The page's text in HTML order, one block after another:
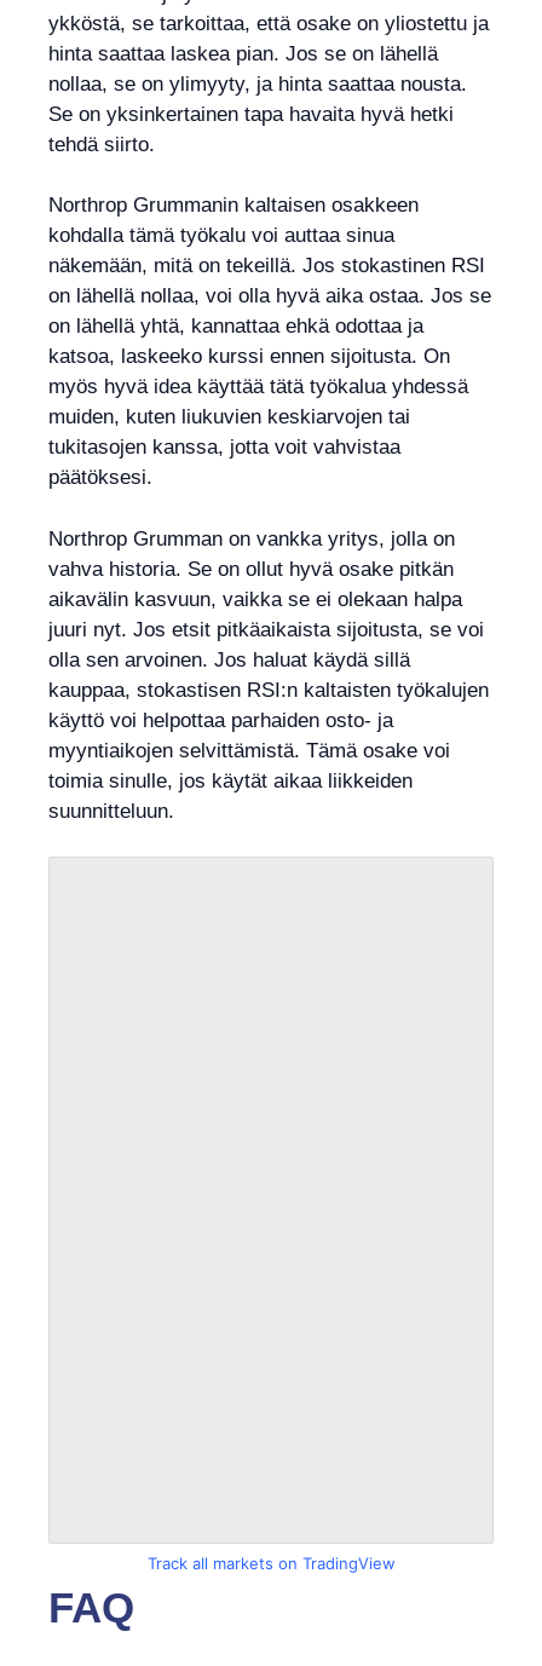
ykköstä, se tarkoittaa, että osake on yliostettu ja
hinta saattaa laskea pian. Jos se on lähellä
nollaa, se on ylimyyty, ja hinta saattaa nousta.
Se on yksinkertainen tapa havaita hyvä hetki
tehdä siirto.
Northrop Grummanin kaltaisen osakkeen
kohdalla tämä työkalu voi auttaa sinua
näkemään, mitä on tekeillä. Jos stokastinen RSI
on lähellä nollaa, voi olla hyvä aika ostaa. Jos se
on lähellä yhtä, kannattaa ehkä odottaa ja
katsoa, laskeeko kurssi ennen sijoitusta. On
myös hyvä idea käyttää tätä työkalua yhdessä
muiden, kuten liukuvien keskiarvojen tai
tukitasojen kanssa, jotta voit vahvistaa
päätöksesi.
Northrop Grumman on vankka yritys, jolla on
vahva historia. Se on ollut hyvä osake pitkän
aikavälin kasvuun, vaikka se ei olekaan halpa
juuri nyt. Jos etsit pitkäaikaista sijoitusta, se voi
olla sen arvoinen. Jos haluat käydä sillä
kauppaa, stokastisen RSI:n kaltaisten työkalujen
käyttö voi helpottaa parhaiden osto- ja
myyntiaikojen selvittämistä. Tämä osake voi
toimia sinulle, jos käytät aikaa liikkeiden
suunnitteluun.
Track all markets on TradingView
FAQ